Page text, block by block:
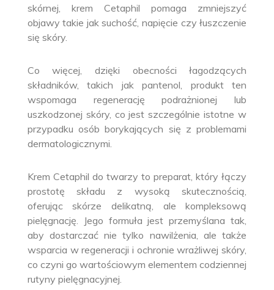
skórnej, krem Cetaphil pomaga zmniejszyć
objawy takie jak suchość, napięcie czy łuszczenie
się skóry.
Co więcej, dzięki obecności łagodzących
składników, takich jak pantenol, produkt ten
wspomaga regenerację podrażnionej lub
uszkodzonej skóry, co jest szczególnie istotne w
przypadku osób borykających się z problemami
dermatologicznymi.
Krem Cetaphil do twarzy to preparat, który łączy
prostotę składu z wysoką skutecznością,
oferując skórze delikatną, ale kompleksową
pielęgnację. Jego formuła jest przemyślana tak,
aby dostarczać nie tylko nawilżenia, ale także
wsparcia w regeneracji i ochronie wrażliwej skóry,
co czyni go wartościowym elementem codziennej
rutyny pielęgnacyjnej.